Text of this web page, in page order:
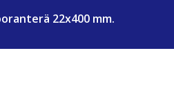
22x400 mm.